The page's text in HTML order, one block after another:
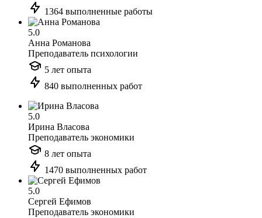
1364 выполненные работы
5.0
Анна Романова
Преподаватель психологии
5 лет опыта
840 выполненных работ
5.0
Ирина Власова
Преподаватель экономики
8 лет опыта
1470 выполненных работ
5.0
Сергей Ефимов
Преподаватель экономики